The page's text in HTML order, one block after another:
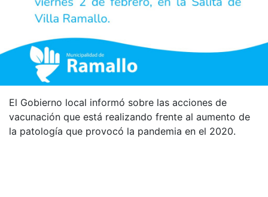
El Gobierno local informó sobre las acciones de
vacunación que está realizando frente al aumento de
la patología que provocó la pandemia en el 2020.